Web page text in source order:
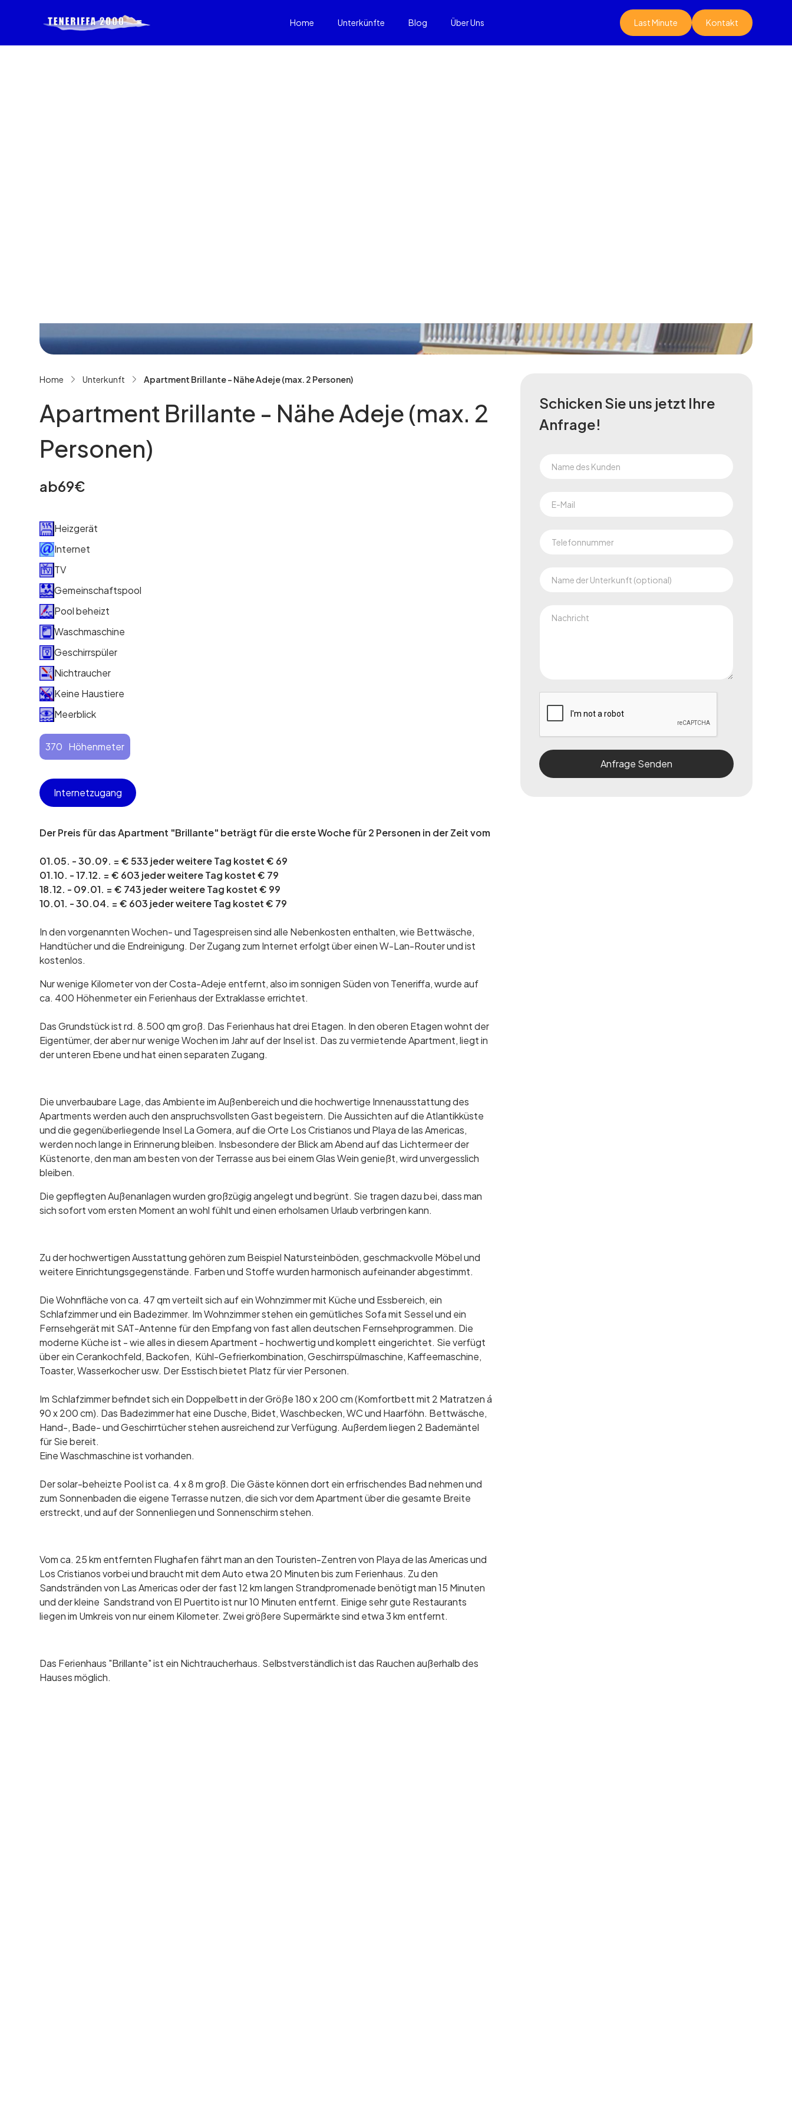
Home Unterkünfte Blog Über Uns Last Minute Kontakt
Home
Unterkunft Apartment Brillante - Nähe Adeje (max. 2 Personen)
Apartment Brillante - Nähe Adeje (max. 2
Personen)
ab69€
Heizgerät
Internet
TV
Gemeinschaftspool
Pool beheizt
Waschmaschine
Geschirrspüler
Nichtraucher
Keine Haustiere
Meerblick
370 Höhenmeter
Internetzugang
Der Preis für das Apartment "Brillante" beträgt für die erste Woche für 2 Personen in der Zeit vom
01.05. - 30.09. = € 533 jeder weitere Tag kostet € 69
01.10. - 17.12. = € 603 jeder weitere Tag kostet € 79
18.12. - 09.01. = € 743 jeder weitere Tag kostet € 99
10.01. - 30.04. = € 603 jeder weitere Tag kostet € 79
In den vorgenannten Wochen- und Tagespreisen sind alle Nebenkosten enthalten, wie Bettwäsche,
Handtücher und die Endreinigung. Der Zugang zum Internet erfolgt über einen W-Lan-Router und ist
kostenlos.
Nur wenige Kilometer von der Costa-Adeje entfernt, also im sonnigen Süden von Teneriffa, wurde auf
ca. 400 Höhenmeter ein Ferienhaus der Extraklasse errichtet.
Das Grundstück ist rd. 8.500 qm groß. Das Ferienhaus hat drei Etagen. In den oberen Etagen wohnt der
Eigentümer, der aber nur wenige Wochen im Jahr auf der Insel ist. Das zu vermietende Apartment, liegt in
der unteren Ebene und hat einen separaten Zugang.
Die unverbaubare Lage, das Ambiente im Außenbereich und die hochwertige Innenausstattung des
Apartments werden auch den anspruchsvollsten Gast begeistern. Die Aussichten auf die Atlantikküste
und die gegenüberliegende Insel La Gomera, auf die Orte Los Cristianos und Playa de las Americas,
werden noch lange in Erinnerung bleiben. Insbesondere der Blick am Abend auf das Lichtermeer der
Küstenorte, den man am besten von der Terrasse aus bei einem Glas Wein genießt, wird unvergesslich
bleiben.
Die gepflegten Außenanlagen wurden großzügig angelegt und begrünt. Sie tragen dazu bei, dass man
sich sofort vom ersten Moment an wohl fühlt und einen erholsamen Urlaub verbringen kann.
Zu der hochwertigen Ausstattung gehören zum Beispiel Natursteinböden, geschmackvolle Möbel und
weitere Einrichtungsgegenstände. Farben und Stoffe wurden harmonisch aufeinander abgestimmt.
Die Wohnfläche von ca. 47 qm verteilt sich auf ein Wohnzimmer mit Küche und Essbereich, ein
Schlafzimmer und ein Badezimmer. Im Wohnzimmer stehen ein gemütliches Sofa mit Sessel und ein
Fernsehgerät mit SAT-Antenne für den Empfang von fast allen deutschen Fernsehprogrammen. Die
moderne Küche ist - wie alles in diesem Apartment - hochwertig und komplett eingerichtet. Sie verfügt
über ein Cerankochfeld, Backofen, Kühl-Gefrierkombination, Geschirrspülmaschine, Kaffeemaschine,
Toaster, Wasserkocher usw. Der Esstisch bietet Platz für vier Personen.
Im Schlafzimmer befindet sich ein Doppelbett in der Größe 180 x 200 cm (Komfortbett mit 2 Matratzen á
90 x 200 cm). Das Badezimmer hat eine Dusche, Bidet, Waschbecken, WC und Haarföhn. Bettwäsche,
Hand-, Bade- und Geschirrtücher stehen ausreichend zur Verfügung. Außerdem liegen 2 Bademäntel
für Sie bereit.
Eine Waschmaschine ist vorhanden.
Der solar-beheizte Pool ist ca. 4 x 8 m groß. Die Gäste können dort ein erfrischendes Bad nehmen und
zum Sonnenbaden die eigene Terrasse nutzen, die sich vor dem Apartment über die gesamte Breite
erstreckt, und auf der Sonnenliegen und Sonnenschirm stehen.
Vom ca. 25 km entfernten Flughafen fährt man an den Touristen-Zentren von Playa de las Americas und
Los Cristianos vorbei und braucht mit dem Auto etwa 20 Minuten bis zum Ferienhaus. Zu den
Sandstränden von Las Americas oder der fast 12 km langen Strandpromenade benötigt man 15 Minuten
und der kleine Sandstrand von El Puertito ist nur 10 Minuten entfernt. Einige sehr gute Restaurants
liegen im Umkreis von nur einem Kilometer. Zwei größere Supermärkte sind etwa 3 km entfernt.
Das Ferienhaus "Brillante" ist ein Nichtraucherhaus. Selbstverständlich ist das Rauchen außerhalb des
Hauses möglich.
Schicken Sie uns jetzt Ihre
Anfrage!